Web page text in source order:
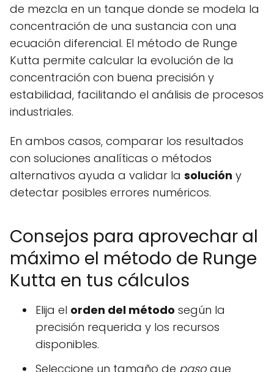
de mezcla en un tanque donde se modela la
concentración de una sustancia con una
ecuación diferencial. El método de Runge
Kutta permite calcular la evolución de la
concentración con buena precisión y
estabilidad, facilitando el análisis de procesos
industriales.
En ambos casos, comparar los resultados
con soluciones analíticas o métodos
alternativos ayuda a validar la solución y
detectar posibles errores numéricos.
Consejos para aprovechar al
máximo el método de Runge
Kutta en tus cálculos
Elija el orden del método según la
precisión requerida y los recursos
disponibles.
Seleccione un tamaño de paso que